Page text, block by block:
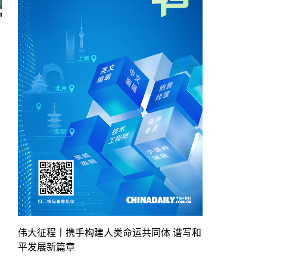
伟大征程丨携手构建人类命运共同体 谱写和
平发展新篇章